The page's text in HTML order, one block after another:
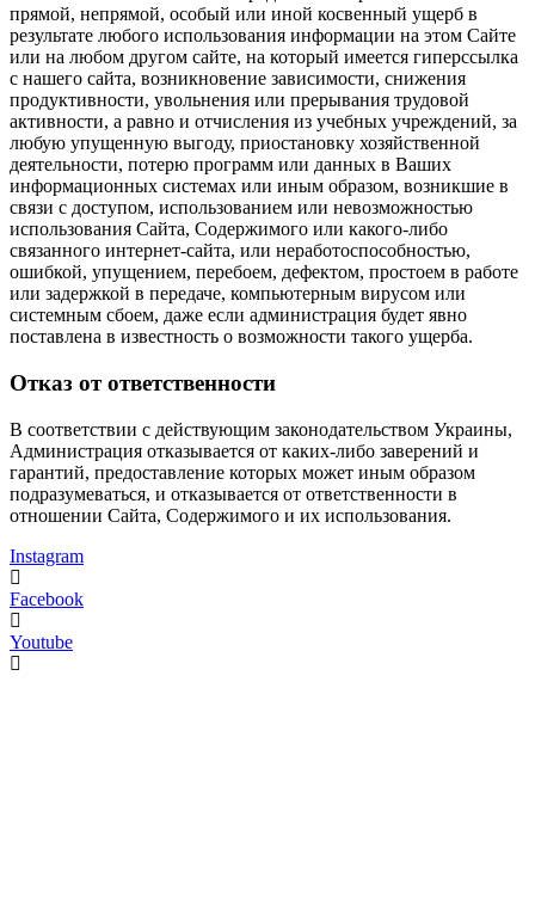
прямой, непрямой, особый или иной косвенный ущерб в
результате любого использования информации на этом Сайте
или на любом другом сайте, на который имеется гиперссылка
с нашего cайта, возникновение зависимости, снижения
продуктивности, увольнения или прерывания трудовой
активности, а равно и отчисления из учебных учреждений, за
любую упущенную выгоду, приостановку хозяйственной
деятельности, потерю программ или данных в Ваших
информационных системах или иным образом, возникшие в
связи с доступом, использованием или невозможностью
использования Сайта, Содержимого или какого-либо
связанного интернет-сайта, или неработоспособностью,
ошибкой, упущением, перебоем, дефектом, простоем в работе
или задержкой в передаче, компьютерным вирусом или
системным сбоем, даже если администрация будет явно
поставлена в известность о возможности такого ущерба.
Отказ от ответственности
В соответствии с действующим законодательством Украины,
Администрация отказывается от каких-либо заверений и
гарантий, предоставление которых может иным образом
подразумеваться, и отказывается от ответственности в
отношении Сайта, Содержимого и их использования.
Instagram
Facebook
Youtube